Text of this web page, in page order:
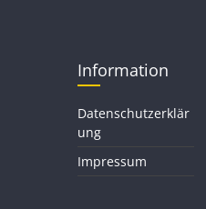
Information
Datenschutzerklär
ung
Impressum